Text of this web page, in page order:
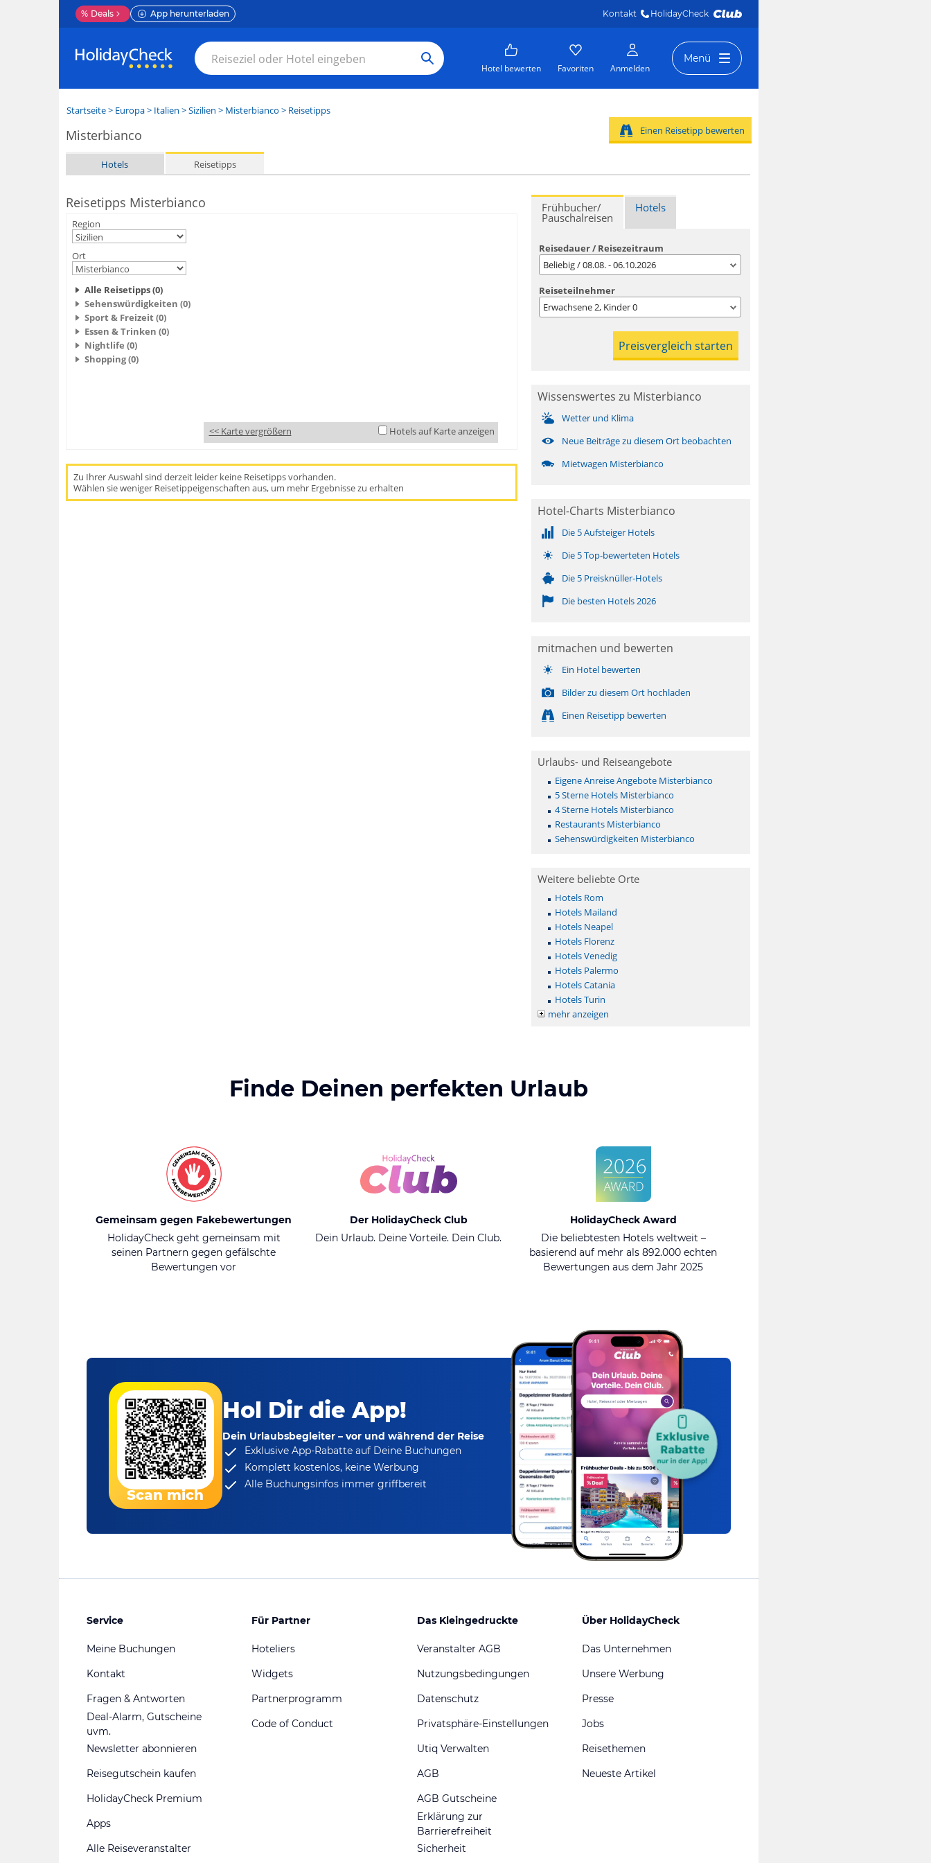
% Deals App herunterladen Kontakt HolidayCheck
Hotel bewerten Favoriten Anmelden
Menü
Startseite> Europa> Italien >Sizilien > Misterbianco > Reisetipps
Misterbianco
Hotels Reisetipps
Einen Reisetipp bewerten
Reisetipps Misterbianco
Region
Ort
Alle Reisetipps (0)
Sehenswürdigkeiten (0)
Sport & Freizeit (0)
Essen & Trinken (0)
Nightlife (0)
Shopping (0)
<< Karte vergrößern Hotels auf Karte anzeigen
Zu Ihrer Auswahl sind derzeit leider keine Reisetipps vorhanden.
Wählen sie weniger Reisetippeigenschaften aus, um mehr Ergebnisse zu erhalten
Frühbucher/
Pauschalreisen
Hotels
Reisedauer / Reisezeitraum
Beliebig / 08.08. - 06.10.2026
Reiseteilnehmer
Erwachsene2, Kinder0
Wissenswertes zu Misterbianco
Wetter und Klima
Neue Beiträge zu diesem Ort beobachten
Mietwagen Misterbianco
Hotel-Charts Misterbianco
Die 5 Aufsteiger Hotels
Die 5 Top-bewerteten Hotels
Die 5 Preisknüller-Hotels
Die besten Hotels 2026
mitmachen und bewerten
Ein Hotel bewerten
Bilder zu diesem Ort hochladen
Einen Reisetipp bewerten
Urlaubs- und Reiseangebote
Eigene Anreise Angebote Misterbianco
5 Sterne Hotels Misterbianco
4 Sterne Hotels Misterbianco
Restaurants Misterbianco
Sehenswürdigkeiten Misterbianco
Weitere beliebte Orte
Hotels Rom
Hotels Mailand
Hotels Neapel
Hotels Florenz
Hotels Venedig
Hotels Palermo
Hotels Catania
Hotels Turin
mehr anzeigen
Finde Deinen perfekten Urlaub
Gemeinsam gegen Fakebewertungen
HolidayCheck geht gemeinsam mit
seinen Partnern gegen gefälschte
Bewertungen vor
Der HolidayCheck Club
Dein Urlaub. Deine Vorteile. Dein Club.
HolidayCheck Award
Die beliebtesten Hotels weltweit –
basierend auf mehr als 892.000 echten
Bewertungen aus dem Jahr 2025
Scan mich
Hol Dir die App!
Dein Urlaubsbegleiter – vor und während der Reise
Exklusive App-Rabatteauf Deine Buchungen
Komplett kostenlos, keine Werbung
Alle Buchungsinfos immer griffbereit
Service
Meine Buchungen
Kontakt
Fragen & Antworten
Deal-Alarm, Gutscheine
uvm.
Newsletter abonnieren
Reisegutschein kaufen
HolidayCheck Premium
Apps
Alle Reiseveranstalter
Für Partner
Hoteliers
Widgets
Partnerprogramm
Code of Conduct
Das Kleingedruckte
Veranstalter AGB
Nutzungsbedingungen
Datenschutz
Privatsphäre-Einstellungen
Utiq Verwalten
AGB
AGB Gutscheine
Erklärung zur
Barrierefreiheit
Sicherheit
Über HolidayCheck
Das Unternehmen
Unsere Werbung
Presse
Jobs
Reisethemen
Neueste Artikel